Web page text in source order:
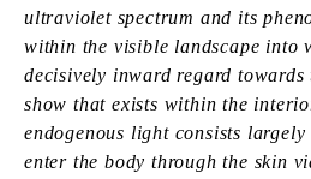
ultraviolet spectrum and its
within the visible landscape into
decisively inward regard towards
show that exists within the
endogenous light consists
enter the body through the skin